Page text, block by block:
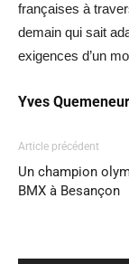
françaises à
demain qui sait
exigences d’un
Yves Quemeneur
Article précédent
Un champion
BMX à Besançon